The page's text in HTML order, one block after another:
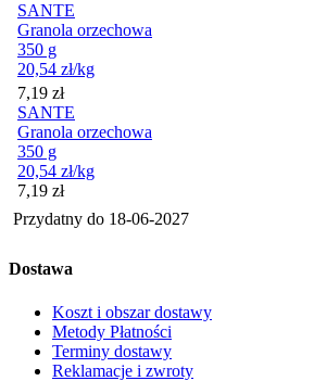
SANTE
Granola orzechowa
350 g
20,54 zł/kg
Cena
7,19 zł
SANTE
Granola orzechowa
350 g
20,54 zł/kg
Cena
7,19 zł
Przydatny do 18-06-2027
Dostawa
Koszt i obszar dostawy
Metody Płatności
Terminy dostawy
Reklamacje i zwroty